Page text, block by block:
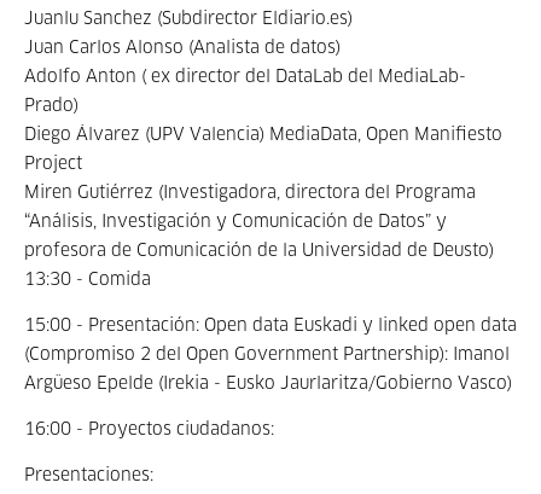
Juanlu Sanchez (Subdirector Eldiario.es)
Juan Carlos Alonso (Analista de datos)
Adolfo Anton ( ex director del DataLab del MediaLab-
Prado)
Diego Álvarez (UPV Valencia) MediaData, Open Manifiesto
Project
Miren Gutiérrez (Investigadora, directora del Programa
“Análisis, Investigación y Comunicación de Datos” y
profesora de Comunicación de la Universidad de Deusto)
13:30 - Comida
15:00 - Presentación: Open data Euskadi y linked open data
(Compromiso 2 del Open Government Partnership): Imanol
Argüeso Epelde (Irekia - Eusko Jaurlaritza/Gobierno Vasco)
16:00 - Proyectos ciudadanos:
Presentaciones: